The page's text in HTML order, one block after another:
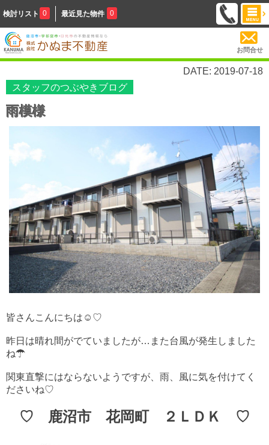
検討リスト 0 最近見た物件 0
お問合せ
DATE: 2019-07-18
スタッフのつぶやきブログ
雨模様
皆さんこんにちは☺♡
昨日は晴れ間がでていましたが…また台風が発生しました
ね☂
関東直撃にはならないようですが、雨、風に気を付けてく
ださいね♡
♡ 鹿沼市 花岡町 ２ＬＤＫ ♡